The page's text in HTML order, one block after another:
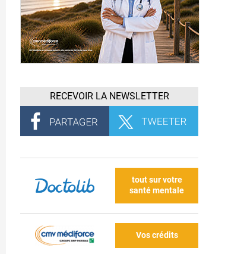
RECEVOIR LA NEWSLETTER
tout sur votre
santé mentale
Vos crédits